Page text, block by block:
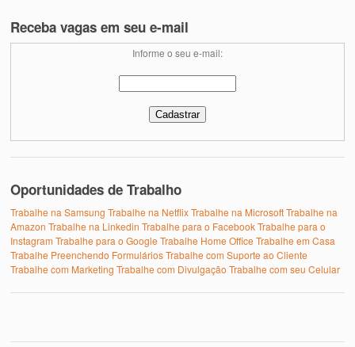
Receba vagas em seu e-mail
Informe o seu e-mail:
Oportunidades de Trabalho
Trabalhe na Samsung Trabalhe na NetflixTrabalhe na MicrosoftTrabalhe na
Amazon Trabalhe na Linkedin Trabalhe para o FacebookTrabalhe para o
Instagram Trabalhe para o Google Trabalhe Home Office Trabalhe em Casa
Trabalhe Preenchendo FormuláriosTrabalhe com Suporte ao Cliente
Trabalhe com Marketing Trabalhe com Divulgação Trabalhe com seu Celular